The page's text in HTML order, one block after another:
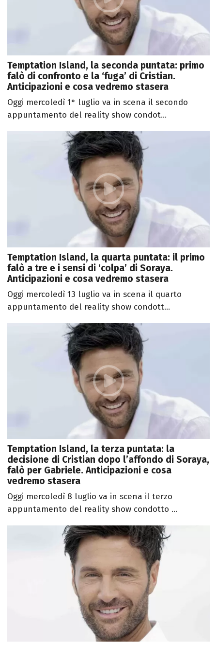
Temptation Island, la seconda puntata: primo
falò di confronto e la ‘fuga’ di Cristian.
Anticipazioni e cosa vedremo stasera
Oggi mercoledì 1° luglio va in scena il secondo
appuntamento del reality show condot...
Temptation Island, la quarta puntata: il primo
falò a tre e i sensi di ‘colpa’ di Soraya.
Anticipazioni e cosa vedremo stasera
Oggi mercoledì 13 luglio va in scena il quarto
appuntamento del reality show condott...
Temptation Island, la terza puntata: la
decisione di Cristian dopo l’affondo di Soraya,
falò per Gabriele. Anticipazioni e cosa
vedremo stasera
Oggi mercoledì 8 luglio va in scena il terzo
appuntamento del reality show condotto ...